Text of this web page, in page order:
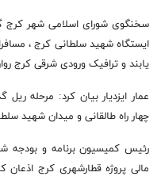
سخنگوی شورای اسلامی شهر کرج
ایستگاه شهید سلطانی کرج ،
یابند و ترافیک ورودی شرقی کرج
چهار راه طالقانی و میدان شهید
رئیس کمیسیون برنامه و بودجه
مالی پروژه قطارشهری کرج اذعان